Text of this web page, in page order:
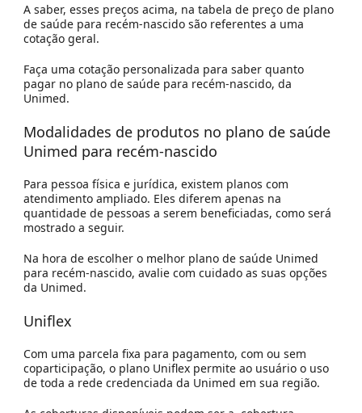
A saber, esses preços acima, na tabela de preço de plano
de saúde para recém-nascido são referentes a uma
cotação geral.
Faça uma cotação personalizada para saber quanto
pagar no plano de saúde para recém-nascido, da
Unimed.
Modalidades de produtos no plano de saúde
Unimed para recém-nascido
Para pessoa física e jurídica, existem planos com
atendimento ampliado. Eles diferem apenas na
quantidade de pessoas a serem beneficiadas, como será
mostrado a seguir.
Na hora de escolher o melhor plano de saúde Unimed
para recém-nascido, avalie com cuidado as suas opções
da Unimed.
Uniflex
Com uma parcela fixa para pagamento, com ou sem
coparticipação, o plano Uniflex permite ao usuário o uso
de toda a rede credenciada da Unimed em sua região.